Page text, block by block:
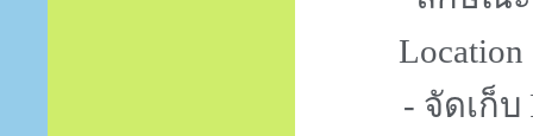
Location
- จัดเก็บ